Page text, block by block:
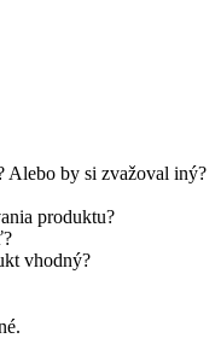
Alebo by si zvažoval iný?
produktu?
vhodný?